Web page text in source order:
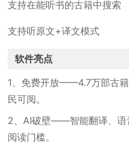
支持在能听书的古籍中搜索
支持听原文+译文模式
软件亮点
1、免费开放——4.7万部古
民可阅。
2、AI破壁——智能翻译、语
阅读门槛。